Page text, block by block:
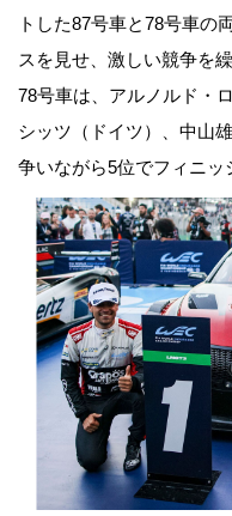
トした87号車と78号車の
スを見せ、激しい競争を繰
78号車は、アルノルド・
シッツ（ドイツ）、中山
争いながら5位でフィニッ